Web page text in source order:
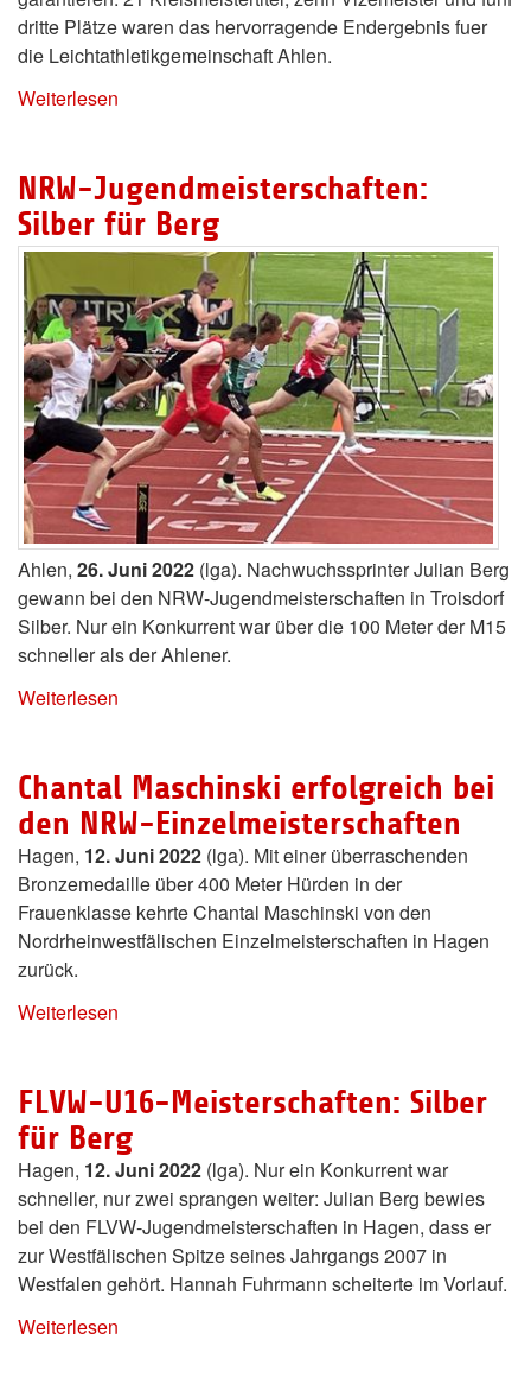
dritte Plätze waren das hervorragende Endergebnis fuer
die Leichtathletikgemeinschaft Ahlen.
Weiterlesen
NRW-Jugendmeisterschaften:
Silber für Berg
Ahlen, 26. Juni 2022 (lga). Nachwuchssprinter Julian Berg
gewann bei den NRW-Jugendmeisterschaften in Troisdorf
Silber. Nur ein Konkurrent war über die 100 Meter der M15
schneller als der Ahlener.
Weiterlesen
Chantal Maschinski erfolgreich bei
den NRW-Einzelmeisterschaften
Hagen, 12. Juni 2022 (lga). Mit einer überraschenden
Bronzemedaille über 400 Meter Hürden in der
Frauenklasse kehrte Chantal Maschinski von den
Nordrheinwestfälischen Einzelmeisterschaften in Hagen
zurück.
Weiterlesen
FLVW-U16-Meisterschaften: Silber
für Berg
Hagen, 12. Juni 2022 (lga). Nur ein Konkurrent war
schneller, nur zwei sprangen weiter: Julian Berg bewies
bei den FLVW-Jugendmeisterschaften in Hagen, dass er
zur Westfälischen Spitze seines Jahrgangs 2007 in
Westfalen gehört. Hannah Fuhrmann scheiterte im Vorlauf.
Weiterlesen